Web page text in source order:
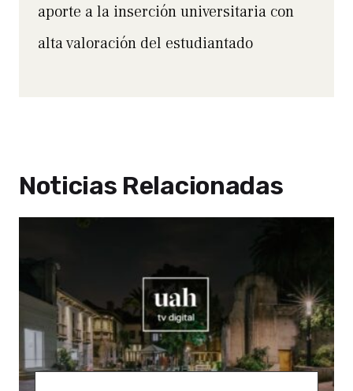
aporte a la inserción universitaria con
alta valoración del estudiantado
Noticias Relacionadas